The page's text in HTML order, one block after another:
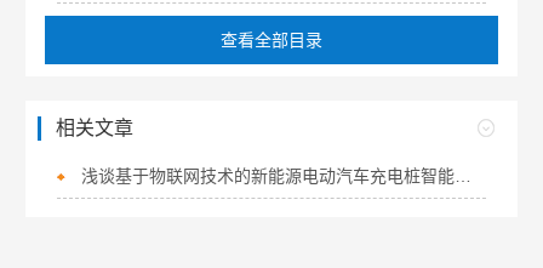
查看全部目录
相关文章